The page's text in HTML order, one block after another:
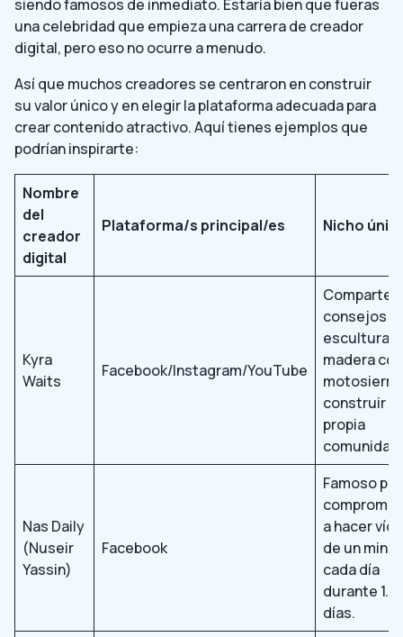
siendo famosos de inmediato. Estaría bien que fueras
una celebridad que empieza una carrera de creador
digital, pero eso no ocurre a menudo.
Así que muchos creadores se centraron en construir
su valor único y en elegir la plataforma adecuada para
crear contenido atractivo. Aquí tienes ejemplos que
podrían inspirarte:
Nombre
del
creador
digital
Plataforma/s principal/es Nicho
Kyra
Waits
Facebook/Instagram/YouTube
Comparte
consejos
escultura
madera con
motosierra
construir
propia
comunidad.
Nas Daily
(Nuseir
Yassin)
Facebook
Famoso por
a hacer
de un
cada día
durante
días.